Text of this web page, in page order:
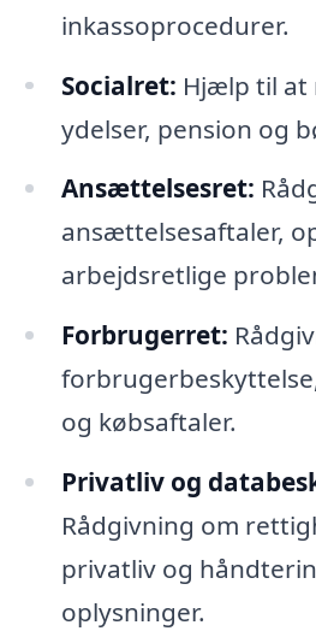
inkassoprocedurer.
Socialret: Hjælp til at
ydelser, pension og
Ansættelsesret:
ansættelsesaftaler,
arbejdsretlige
Forbrugerret:
og købsaftaler.
Privatliv og
Rådgivning om
privatliv og
oplysninger.